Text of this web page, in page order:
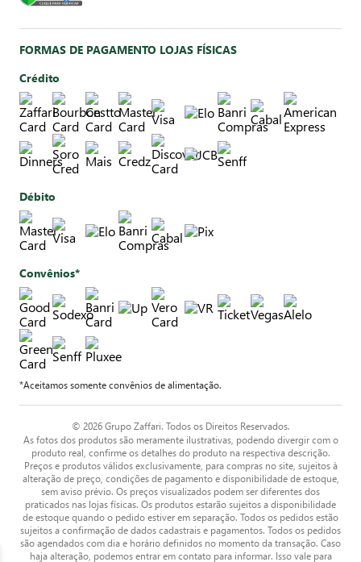
FORMAS DE PAGAMENTO LOJAS FÍSICAS
Crédito
Débito
Convênios*
*Aceitamos somente convênios de alimentação.
© 2026 Grupo Zaffari. Todos os Direitos Reservados.
As fotos dos produtos são meramente ilustrativas, podendo divergir com o
produto real, confirme os detalhes do produto na respectiva descrição.
Preços e produtos válidos exclusivamente, para compras no site, sujeitos à
alteração de preço, condições de pagamento e disponibilidade de estoque,
sem aviso prévio. Os preços visualizados podem ser diferentes dos
praticados nas lojas físicas. Os produtos estarão sujeitos a disponibilidade
de estoque quando o pedido estiver em separação. Todos os pedidos estão
sujeitos a confirmação de dados cadastrais e pagamentos. Todos os pedidos
são agendados com dia e horário definidos no momento da transação. Caso
haja alteração, podemos entrar em contato para informar. Isso vale para